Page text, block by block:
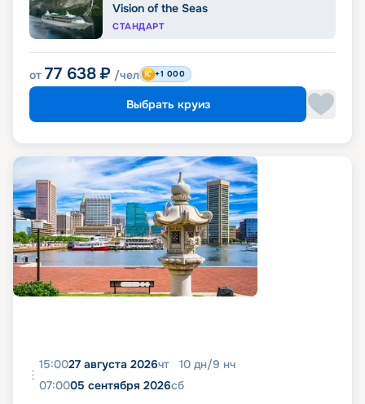
Vision of the Seas
СТАНДАРТ
от 77 638 ₽ /чел +1 000
Выбрать круиз
15:0027 августа 2026чт 10 дн/9 нч
07:0005 сентября 2026сб